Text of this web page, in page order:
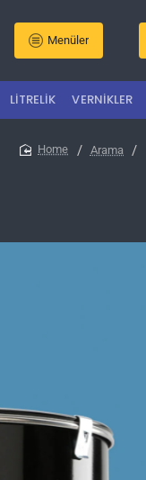
Menüler
LITRELIK VERNIKLER
Arama